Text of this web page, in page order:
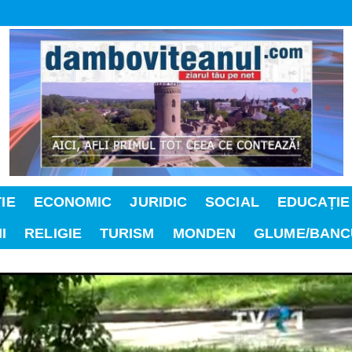
ECONOMIC JURIDIC SOCIAL
EDUCAȚIE
RELIGIE TURISM MONDEN GLUME/